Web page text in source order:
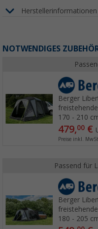
Herstellerinformationen
NOTWENDIGES
Berger
170 - 210
479,00€
Preise inkl.
Passend für
Berger
180 - 205